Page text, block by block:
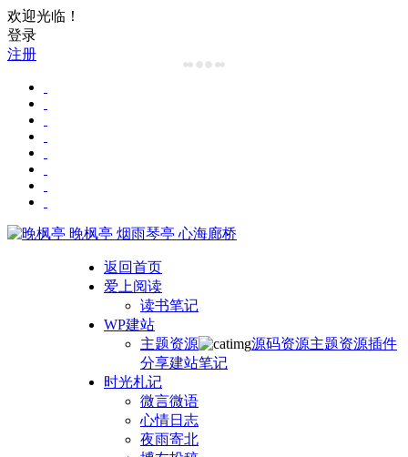
欢迎光临！
登录
注册
晚枫亭 烟雨琴亭 心海廊桥
返回首页
爱上阅读
读书笔记
WP建站
主题资源
源码资源主题资源插件
分享建站笔记
时光札记
微言微语
心情日志
夜雨寄北